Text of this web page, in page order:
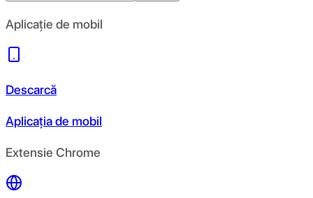
Aplicație de mobil
Descarcă
Aplicația de mobil
Extensie Chrome